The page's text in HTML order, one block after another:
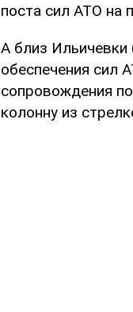
поста сил АТО на
А близ Ильичевки
обеспечения сил
сопровождения
колонну из